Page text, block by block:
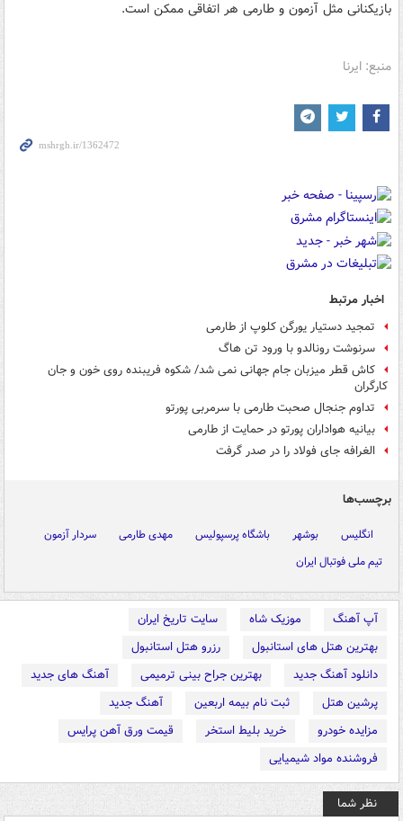
بازیکنانی مثل آزمون و طارمی هر اتفاقی ممکن است.
منبع: ایرنا
اخبار مرتبط
تمجید دستیار یورگن کلوپ از طارمی
سرنوشت رونالدو با ورود تن هاگ
کاش قطر میزبان جام جهانی نمی شد/ شکوه فریبنده روی خون و جان
کارگران
تداوم جنجال صحبت طارمی با سرمربی پورتو
بیانیه هواداران پورتو در حمایت از طارمی
الغرافه جای فولاد را در صدر گرفت
برچسب‌ها
انگلیس بوشهر باشگاه پرسپولیس مهدی طارمی
سردار آزمون
تیم ملی فوتبال ایران
آپ آهنگ موزیک شاه
سایت تاریخ ایران
بهترین هتل های استانبول
رزرو هتل استانبول
دانلود آهنگ جدید
بهترین جراح بینی ترمیمی
آهنگ های جدید
پرشین هتل
ثبت نام بیمه اربعین
آهنگ جدید
مزایده خودرو
خرید بلیط استخر
قیمت ورق آهن پرایس
فروشنده مواد شیمیایی
نظر شما